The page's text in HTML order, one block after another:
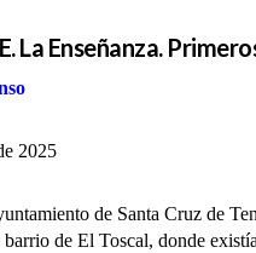
La Enseñanza.
2025
de Santa Cruz de
de El Toscal, donde